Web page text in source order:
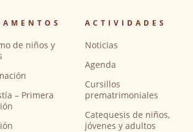
de niños y
– Primera
ACTIVIDADES
Noticias
Agenda
Cursillos
prematrimoniales
Catequesis de niños,
jóvenes y adultos